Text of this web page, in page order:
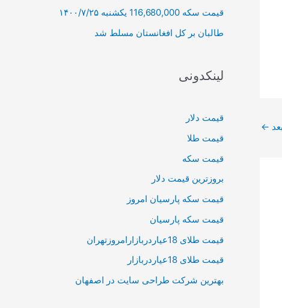
←
ی
قیمت سکه 116,680,000 یکشنبه ۱۴۰۰/۷/۲۵
طالبان بر كل افغانستان مسلط شد
لینکدونی
قیمت دلار
قیمت طلا
قیمت سکه
بروزترین قیمت دلار
قیمت سکه پارسیان امروز
قیمت سکه پارسیان
قیمت طلای 18عیاردربازارامروزتهران
قیمت طلای 18عیاردربازار
بهترین شرکت طراحی سایت در اصفهان